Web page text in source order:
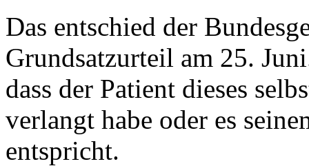
Das entschied der
Grundsatzurteil am 25.
dass der Patient dieses
verlangt habe oder es
entspricht.